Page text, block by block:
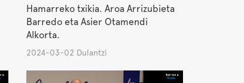
Hamarreko txikia. Aroa Arrizubieta
Barredo eta Asier Otamendi
Alkorta.
2024-03-02 Dulantzi